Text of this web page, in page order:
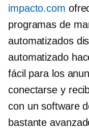
impacto.com
programas de
automatizados
automatizado
fácil para los
conectarse y
con un software
bastante